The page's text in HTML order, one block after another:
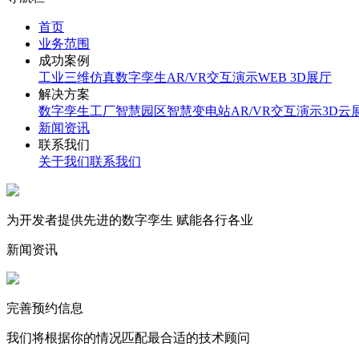
首页
业务范围
成功案例
工业三维仿真数字孪生AR/VR交互演示WEB 3D展厅
解决方案
数字孪生工厂智慧园区智慧变电站AR/VR交互演示3D云
新闻资讯
联系我们
关于我们联系我们
为开发者提供先进的数字孪生 赋能各行各业
新闻资讯
完善预约信息
我们将根据你的情况匹配最合适的技术顾问